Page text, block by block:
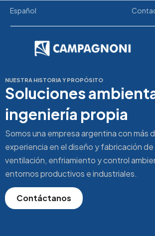
Español
Sobre Nosotros
NUESTRA HISTORIA Y PROPÓSITO
Soluciones
ingeniería propia
Somos una empresa argentina con más
experiencia en el diseño y fabricación
ventilación, enfriamiento y control
entornos productivos e industriales.
Contáctanos